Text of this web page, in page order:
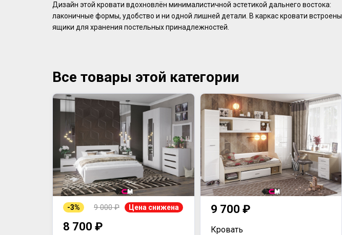
Дизайн этой кровати вдохновлён минималистичной эстетикой дальнего востока:
лаконичные формы, удобство и ни одной лишней детали. В каркас кровати встроены
ящики для хранения постельных принадлежностей.
Все товары этой категории
-3% 9 000 ₽ Цена снижена
8 700 ₽
9 700 ₽
Кровать